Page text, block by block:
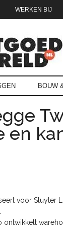
WERKEN BIJ
BOUW
en
voor Sluyter
ontwikkelt